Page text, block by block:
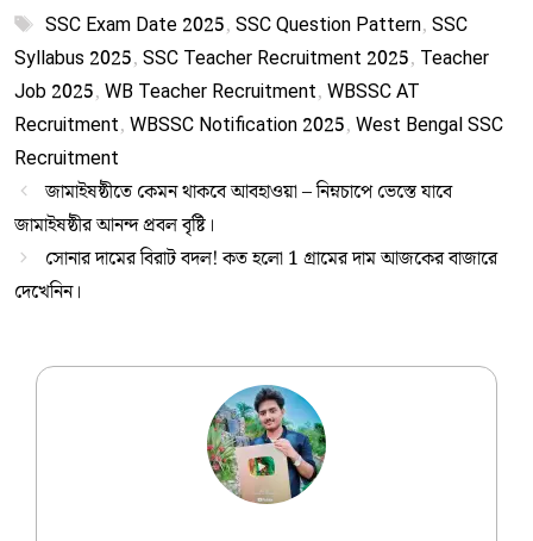
Tags
SSC Exam Date 2025, SSC Question Pattern, SSC
Syllabus 2025, SSC Teacher Recruitment 2025, Teacher
Job 2025, WB Teacher Recruitment, WBSSC AT
Recruitment, WBSSC Notification 2025, West Bengal SSC
Recruitment
জামাইষষ্ঠীতে কেমন থাকবে আবহাওয়া – নিম্নচাপে ভেস্তে যাবে
জামাইষষ্ঠীর আনন্দ প্রবল বৃষ্টি।
সোনার দামের বিরাট বদল! কত হলো 1 গ্রামের দাম আজকের বাজারে
দেখেনিন।
Ujjwal Dey